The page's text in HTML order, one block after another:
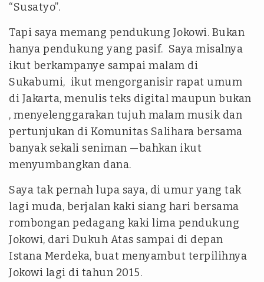
“Susatyo”.
Tapi saya memang pendukung Jokowi. Bukan
hanya pendukung yang pasif. Saya misalnya
ikut berkampanye sampai malam di
Sukabumi, ikut mengorganisir rapat umum
di Jakarta, menulis teks digital maupun bukan
, menyelenggarakan tujuh malam musik dan
pertunjukan di Komunitas Salihara bersama
banyak sekali seniman —bahkan ikut
menyumbangkan dana.
Saya tak pernah lupa saya, di umur yang tak
lagi muda, berjalan kaki siang hari bersama
rombongan pedagang kaki lima pendukung
Jokowi, dari Dukuh Atas sampai di depan
Istana Merdeka, buat menyambut terpilihnya
Jokowi lagi di tahun 2015.